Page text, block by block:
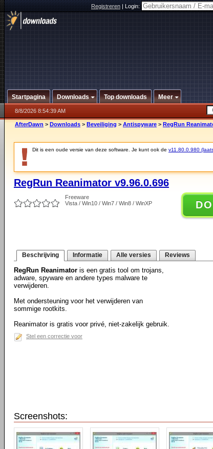
Registreren|Login:
Startpagina Downloads Top downloads Meer
8/8/2026 8:54:39 AM
AfterDawn > Downloads > Beveiliging > Antispyware > RegRun
Dit is een oude versie van deze software. Je kunt ook de v11.80.0.980
RegRun Reanimator v9.96.0.696
Freeware
Vista / Win10 / Win7 / Win8 / WinXP
Beschrijving Informatie Alle versies Reviews
RegRun Reanimator is een gratis tool om trojans,
adware, spyware en andere types malware te
verwijderen.
Met ondersteuning voor het verwijderen van
sommige rootkits.
Reanimator is gratis voor privé, niet-zakelijk gebruik.
Stel een correctie voor
Screenshots: